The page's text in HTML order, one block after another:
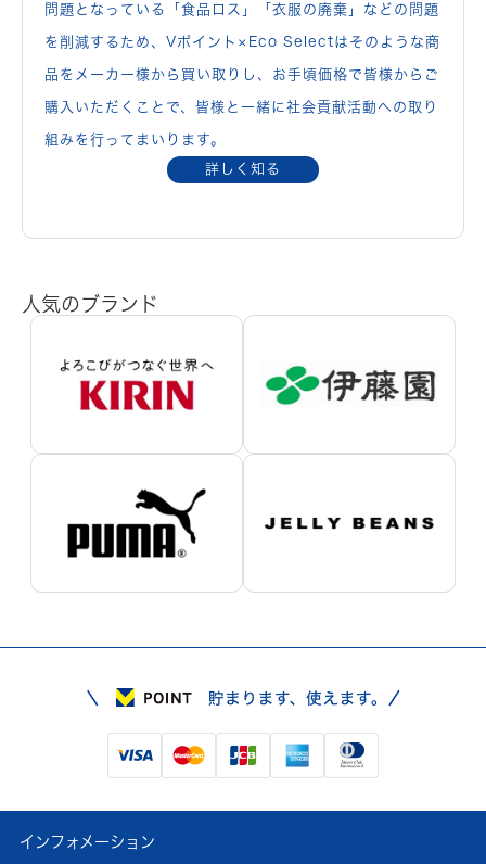
問題となっている「食品ロス」「衣服の廃棄」などの問題
を削減するため、Vポイント×Eco Selectはそのような商
品をメーカー様から買い取りし、お手頃価格で皆様からご
購入いただくことで、皆様と一緒に社会貢献活動への取り
組みを行ってまいります。
詳しく知る
人気のブランド
インフォメーション